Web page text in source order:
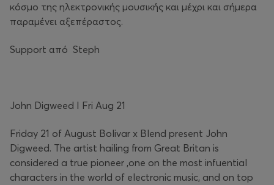
κόσμο της ηλεκτρονικής μουσικής και μέχρι και σήμερα
παραμένει αξεπέραστος.
Support από Steph
John Digweed I Fri Aug 21
Friday 21 of August Bolivar x Blend present John
Digweed. The artist hailing from Great Britan is
considered a true pioneer ,one on the most infuential
characters in the world of electronic music, and on top